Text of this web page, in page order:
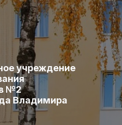
учреждение
№2
Владимира